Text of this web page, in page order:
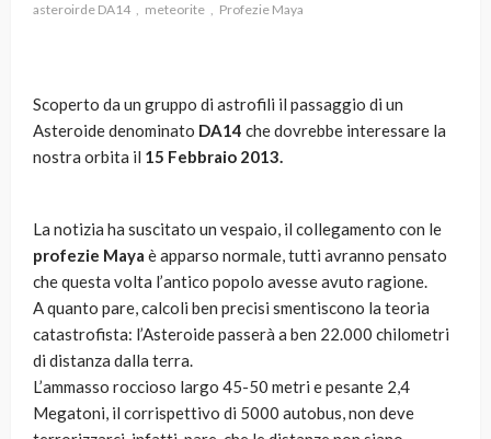
asteroirde DA14
meteorite Profezie Maya
Scoperto da un gruppo di astrofili il passaggio di un
Asteroide denominato DA14 che dovrebbe interessare la
nostra orbita il 15 Febbraio 2013.
La notizia ha suscitato un vespaio, il collegamento con le
profezie Maya è apparso normale, tutti avranno pensato
che questa volta l’antico popolo avesse avuto ragione.
A quanto pare, calcoli ben precisi smentiscono la teoria
catastrofista: l’Asteroide passerà a ben 22.000 chilometri
di distanza dalla terra.
L’ammasso roccioso largo 45-50 metri e pesante 2,4
Megatoni, il corrispettivo di 5000 autobus, non deve